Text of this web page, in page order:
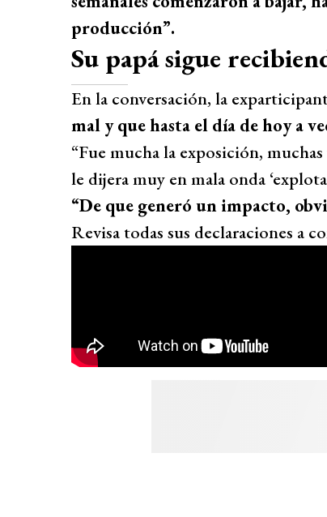
producción”.
Su papá sigue
En la conversación, la
mal y que hasta el día de hoy a
“Fue mucha la exposición,
le dijera muy en mala onda
“De que generó un impacto,
Revisa todas sus declaraciones a